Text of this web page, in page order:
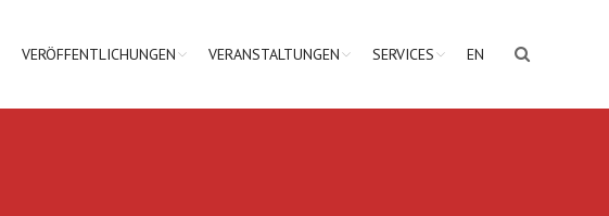
VERÖFFENTLICHUNGEN VERANSTALTUNGEN SERVICES EN